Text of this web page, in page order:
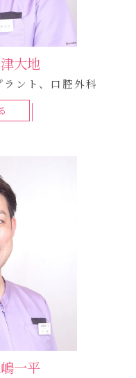
大地
ント、口腔外科
一平